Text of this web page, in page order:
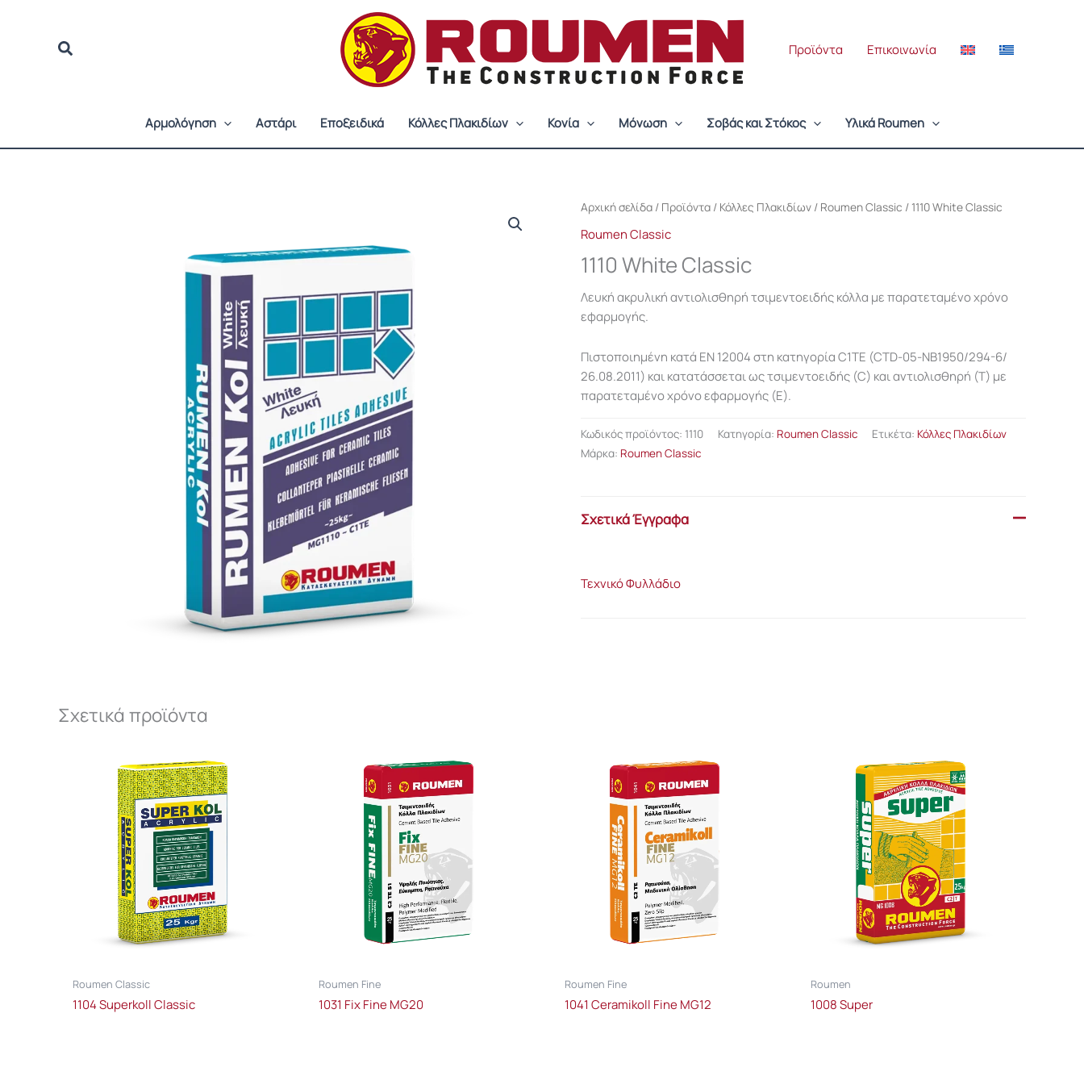
περιεχόμενο
Προϊόντα Επικοινωνία
Αρμολόγηση Αστάρι Εποξειδικά Κόλλες Πλακιδίων Κονία Μόνωση Σοβάς και Στόκος Υλικά Roumen
Αρχική σελίδα / Προϊόντα / Κόλλες Πλακιδίων / Roumen Classic / 1110 White Classic
Roumen Classic
1110 White Classic
Λευκή ακρυλική αντιολισθηρή τσιμεντοειδής κόλλα με παρατεταμένο χρόνο
εφαρμογής.
Πιστοποιημένη κατά EN 12004 στη κατηγορία C1TΕ (CTD-05-NB1950/294-6/
26.08.2011) και κατατάσσεται ως τσιμεντοειδής (C) και αντιολισθηρή (Τ) με
παρατεταμένο χρόνο εφαρμογής (E).
Κωδικός προϊόντος: 1110 Κατηγορία: Roumen Classic Ετικέτα: Κόλλες Πλακιδίων
Μάρκα: Roumen Classic
Σχετικά Έγγραφα
Τεχνικό Φυλλάδιο
Σχετικά προϊόντα
Roumen Classic
1104 Superkoll Classic
Roumen Fine
1031 Fix Fine MG20
Roumen Fine
1041 Ceramikoll Fine MG12
Roumen
1008 Super